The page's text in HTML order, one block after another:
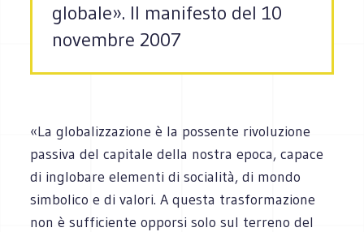
globale». Il manifesto del 10
novembre 2007
«La globalizzazione è la possente rivoluzione
passiva del capitale della nostra epoca, capace
di inglobare elementi di socialità, di mondo
simbolico e di valori. A questa trasformazione
non è sufficiente opporsi solo sul terreno del